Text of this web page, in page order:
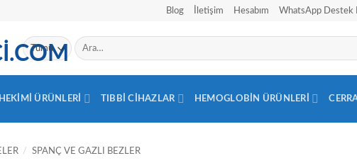
Blog İletişim Hesabım WhatsApp Destek
Ara:
ÜRÜNLERI TIBBI CIHAZLAR HEMOGLOBIN ÜRÜNLERI
/ SPANÇ VE GAZLI BEZLER